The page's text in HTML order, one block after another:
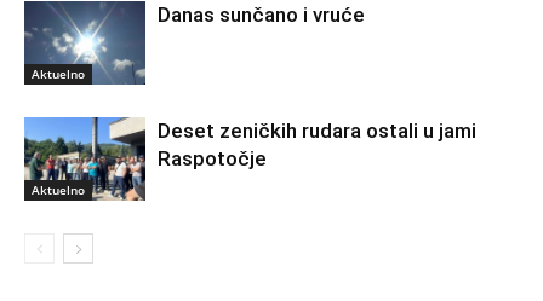
Aktuelno
Danas sunčano i vruće
Aktuelno
Deset zeničkih rudara ostali u jami
Raspotočje